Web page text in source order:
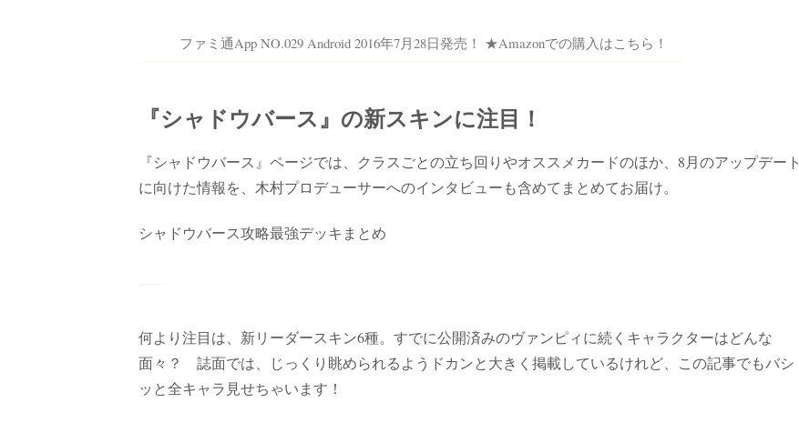
ファミ通App NO.029 Android 2016年7月28日発売！ ★Amazonでの購入はこちら！
『シャドウバース』の新スキンに注目！
『シャドウバース』ページでは、クラスごとの立ち回りやオススメカードのほか、8月のアップデート
に向けた情報を、木村プロデューサーへのインタビューも含めてまとめてお届け。
シャドウバース攻略最強デッキまとめ
何より注目は、新リーダースキン6種。すでに公開済みのヴァンピィに続くキャラクターはどんな
面々？ 誌面では、じっくり眺められるようドカンと大きく掲載しているけれど、この記事でもバシ
ッと全キャラ見せちゃいます！